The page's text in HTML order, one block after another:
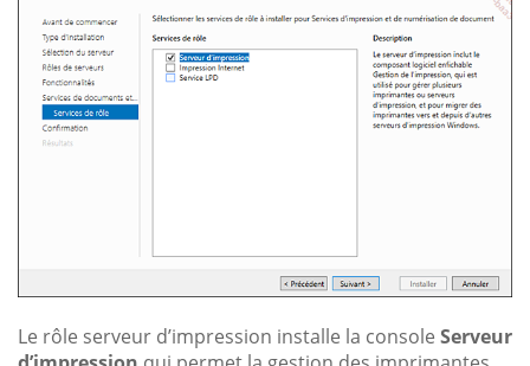
Le rôle serveur d’impression installe la console Serveur